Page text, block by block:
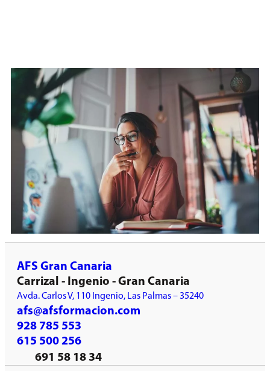
AFS Gran Canaria
Carrizal - Ingenio - Gran Canaria
Avda. Carlos V, 110 Ingenio, Las Palmas – 35240
afs@afsformacion.com
928 785 553
615 500 256
691 58 18 34